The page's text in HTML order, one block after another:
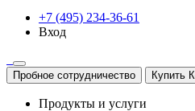
+7 (495) 234-36-61
Вход
Пробное сотрудничество Купить
Продукты и услуги